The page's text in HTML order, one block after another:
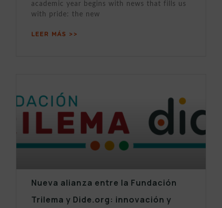
academic year begins with news that fills us
with pride: the new
LEER MÁS >>
Nueva alianza entre la Fundación
Trilema y Dide.org: innovación y